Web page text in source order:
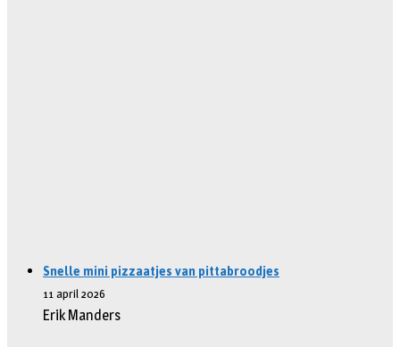
Snelle mini pizzaatjes van pittabroodjes
11 april 2026
Erik Manders